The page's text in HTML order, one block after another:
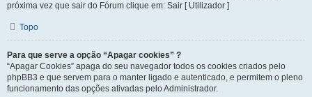
próxima vez que sair do Fórum clique em: Sair [ Utilizador ]
Topo
Para que serve a opção “Apagar cookies” ?
“Apagar Cookies” apaga do seu navegador todos os cookies criados pelo
phpBB3 e que servem para o manter ligado e autenticado, e permitem o pleno
funcionamento das opções ativadas pelo Administrador.